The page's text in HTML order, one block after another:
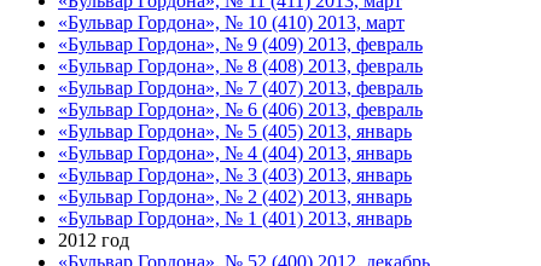
«Бульвар Гордона», № 10 (410) 2013, март
«Бульвар Гордона», № 9 (409) 2013, февраль
«Бульвар Гордона», № 8 (408) 2013, февраль
«Бульвар Гордона», № 7 (407) 2013, февраль
«Бульвар Гордона», № 6 (406) 2013, февраль
«Бульвар Гордона», № 5 (405) 2013, январь
«Бульвар Гордона», № 4 (404) 2013, январь
«Бульвар Гордона», № 3 (403) 2013, январь
«Бульвар Гордона», № 2 (402) 2013, январь
«Бульвар Гордона», № 1 (401) 2013, январь
2012 год
«Бульвар Гордона», № 52 (400) 2012, декабрь